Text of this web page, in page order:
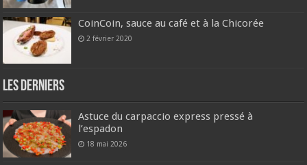
CoinCoin, sauce au café et à la Chicorée
2 février 2020
Les derniers
Astuce du carpaccio express pressé à
l’espadon
18 mai 2026